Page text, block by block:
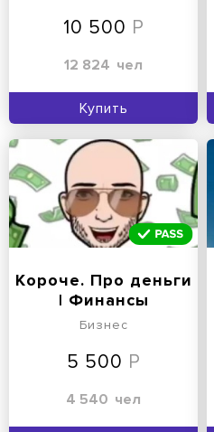
10 500
12 824 чел
Купить
Короче. Про деньги
| Финансы
Бизнес
5 500
4 540 чел